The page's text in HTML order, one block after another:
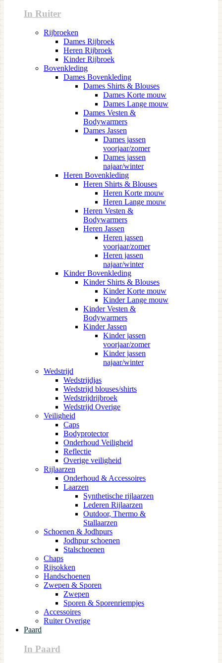
In Ruiter
Rijbroeken
Dames Rijbroek
Heren Rijbroek
Kinder Rijbroek
Bovenkleding
Dames Bovenkleding
Dames Shirts & Blouses
Dames Korte mouw
Dames Lange mouw
Dames Vesten &
Bodywarmers
Dames Jassen
Dames jassen
voorjaar/zomer
Dames jassen
najaar/winter
Heren Bovenkleding
Heren Shirts & Blouses
Heren Korte mouw
Heren Lange mouw
Heren Vesten &
Bodywarmers
Heren Jassen
Heren jassen
voorjaar/zomer
Heren jassen
najaar/winter
Kinder Bovenkleding
Kinder Shirts & Blouses
Kinder Korte mouw
Kinder Lange mouw
Kinder Vesten &
Bodywarmers
Kinder Jassen
Kinder jassen
voorjaar/zomer
Kinder jassen
najaar/winter
Wedstrijd
Wedstrijdjas
Wedstrijd blouses/shirts
Wedstrijdrijbroek
Wedstrijd Overige
Veiligheid
Caps
Bodyprotector
Onderhoud Veiligheid
Reflectie
Overige veiligheid
Rijlaarzen
Onderhoud & Accessoires
Laarzen
Synthetische rijlaarzen
Lederen Rijlaarzen
Outdoor, Thermo &
Stallaarzen
Schoenen & Jodhpurs
Jodhpur schoenen
Stalschoenen
Chaps
Rijsokken
Handschoenen
Zwepen & Sporen
Zwepen
Sporen & Sporenriempjes
Accessoires
Ruiter Overige
Paard
In Paard